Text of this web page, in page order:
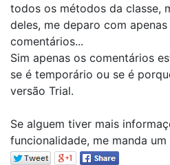
todos os métodos da classe,
deles, me deparo com
comentários...
Sim apenas os comentários
se é temporário ou se é
versão Trial.
Se alguem tiver mais
funcionalidade, me manda um